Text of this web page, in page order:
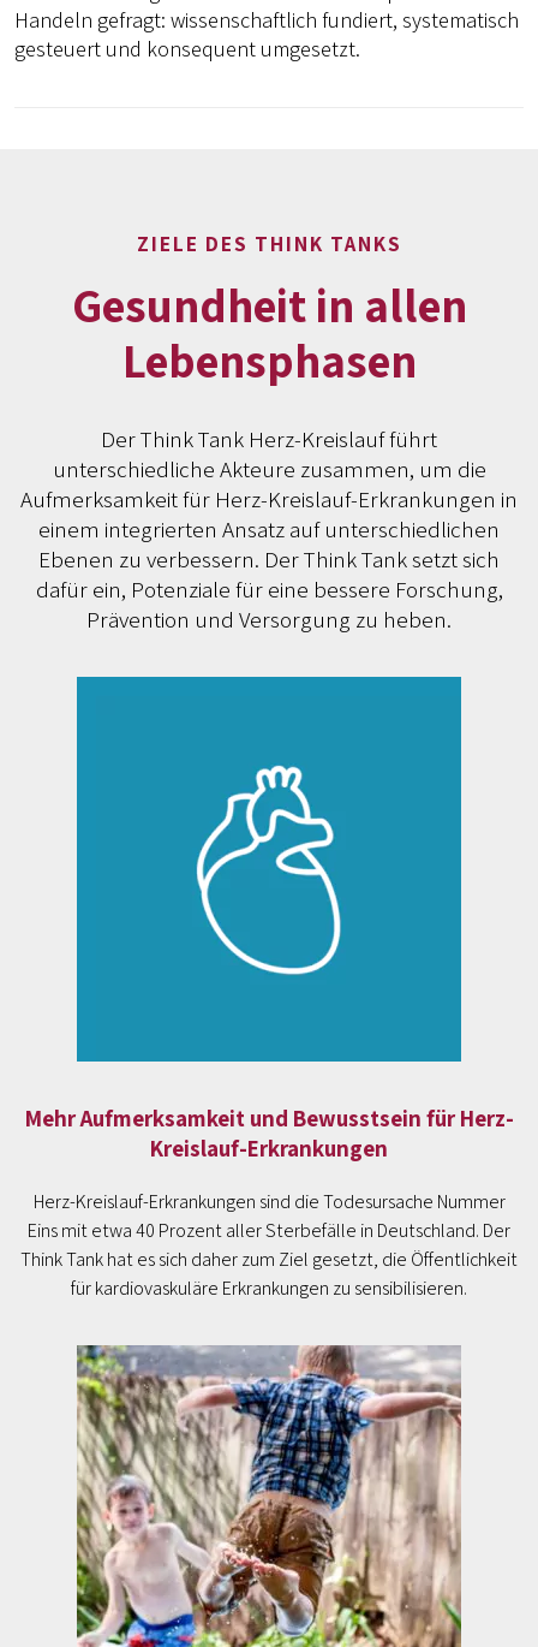
Handeln gefragt: wissenschaftlich fundiert, systematisch
gesteuert und konsequent umgesetzt.
ZIELE DES THINK TANKS
Gesundheit in allen
Lebensphasen
Der Think Tank Herz-Kreislauf führt
unterschiedliche Akteure zusammen, um die
Aufmerksamkeit für Herz-Kreislauf-Erkrankungen in
einem integrierten Ansatz auf unterschiedlichen
Ebenen zu verbessern. Der Think Tank setzt sich
dafür ein, Potenziale für eine bessere Forschung,
Prävention und Versorgung zu heben.
Mehr Aufmerksamkeit und Bewusstsein für Herz-
Kreislauf-Erkrankungen
Herz-Kreislauf-Erkrankungen sind die Todesursache Nummer
Eins mit etwa 40 Prozent aller Sterbefälle in Deutschland. Der
Think Tank hat es sich daher zum Ziel gesetzt, die Öffentlichkeit
für kardiovaskuläre Erkrankungen zu sensibilisieren.